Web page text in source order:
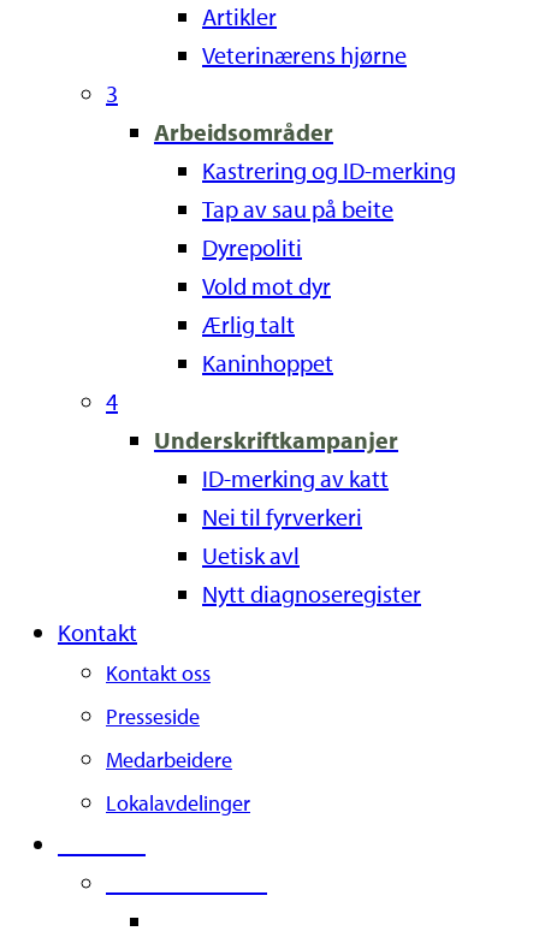
Artikler
Veterinærens hjørne
3
Arbeidsområder
Kastrering og ID-merking
Tap av sau på beite
Dyrepoliti
Vold mot dyr
Ærlig talt
Kaninhoppet
4
Underskriftkampanjer
ID-merking av katt
Nei til fyrverkeri
Uetisk avl
Nytt diagnoseregister
Kontakt
Kontakt oss
Presseside
Medarbeidere
Lokalavdelinger